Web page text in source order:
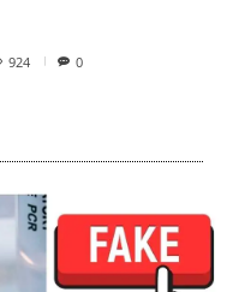
924 0